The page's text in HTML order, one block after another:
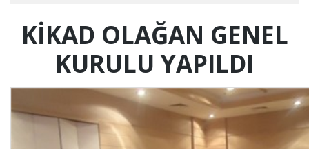
KIKAD OLAĞAN GENEL
KURULU YAPILDI